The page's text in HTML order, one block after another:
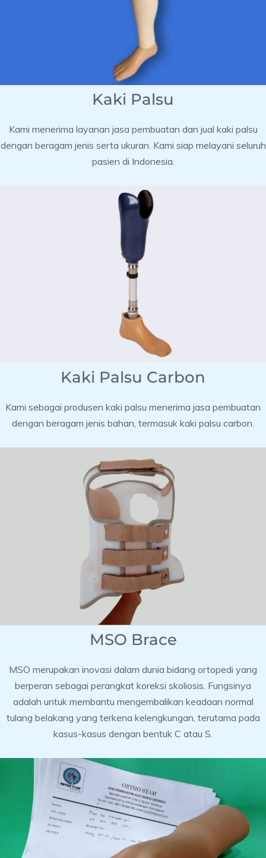
Kaki Palsu
Kami menerima layanan jasa pembuatan dan jual kaki palsu
dengan beragam jenis serta ukuran. Kami siap melayani seluruh
pasien di Indonesia.
Kaki Palsu Carbon
Kami sebagai produsen kaki palsu menerima jasa pembuatan
dengan beragam jenis bahan, termasuk kaki palsu carbon.
MSO Brace
MSO merupakan inovasi dalam dunia bidang ortopedi yang
berperan sebagai perangkat koreksi skoliosis. Fungsinya
adalah untuk membantu mengembalikan keadaan normal
tulang belakang yang terkena kelengkungan, terutama pada
kasus-kasus dengan bentuk C atau S.